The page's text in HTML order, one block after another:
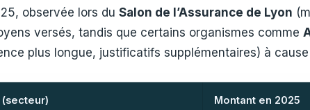
observée lors du Salon de l’Assurance de Lyon
versés, tandis que certains organismes comme
plus longue, justificatifs supplémentaires) à
Montant en 2025